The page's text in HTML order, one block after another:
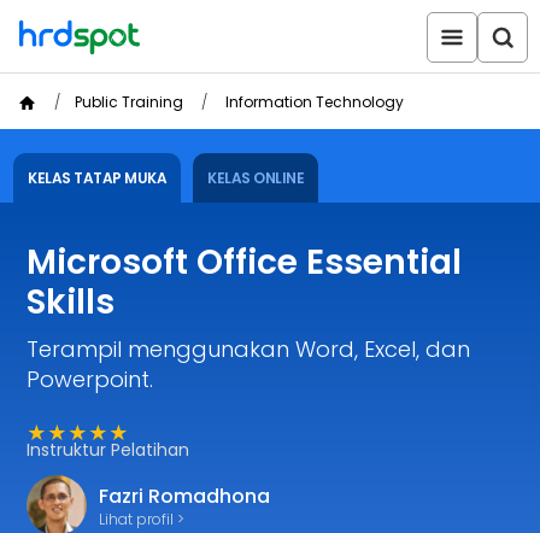
Public Training Information Technology
KELAS TATAP MUKA KELAS ONLINE
Microsoft Office Essential
Skills
Terampil menggunakan Word, Excel, dan
Powerpoint.
★★★★★
Instruktur Pelatihan
Fazri Romadhona
Lihat profil >